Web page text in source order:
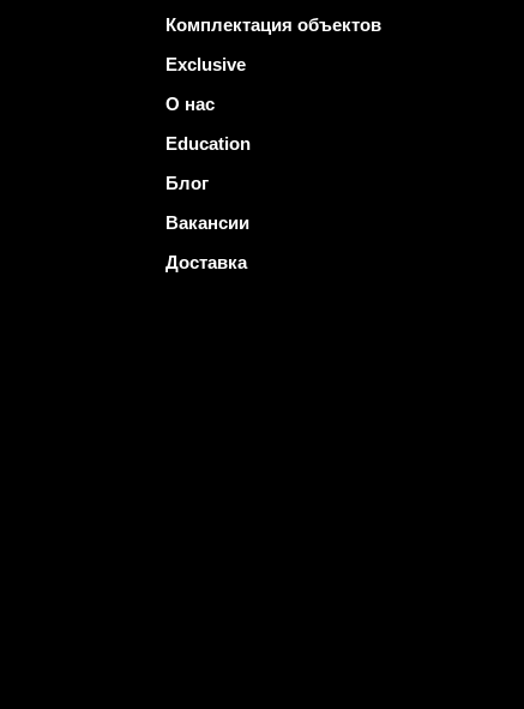
Комплектация объектов
Exclusive
О нас
Education
Блог
Вакансии
Доставка